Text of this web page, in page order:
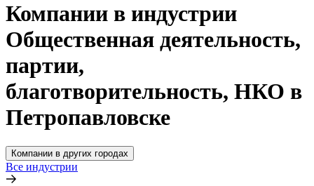
Компании в индустрии
Общественная деятельность,
партии,
благотворительность, НКО в
Петропавловске
Компании в других городах
Все индустрии